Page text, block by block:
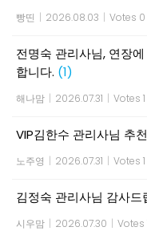
빵띤 | 2026.08.03 | Votes 0
전명숙 관리사님, 연장
합니다. (1)
해나맘 | 2026.07.31 | Votes 1
VIP김한수 관리사님 추
노주영 | 2026.07.31 | Votes 1
김정숙 관리사님 감사드
시우맘 | 2026.07.30 | Votes